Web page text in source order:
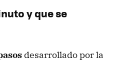
y que se
desarrollado por la